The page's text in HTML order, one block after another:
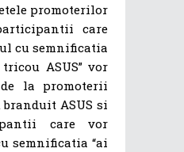
promoterilor
care
cu semnificatia
ASUS” vor
la promoterii
ASUS si
care vor
semnificatia “ai